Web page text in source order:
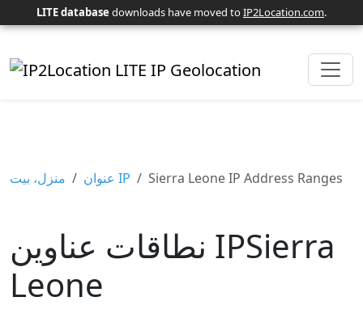
LITE database downloads have moved toIP2Location.com.
منزل، بيت عنوان IP Sierra Leone IP Address Ranges
نطاقات عناوين IPSierra
Leone